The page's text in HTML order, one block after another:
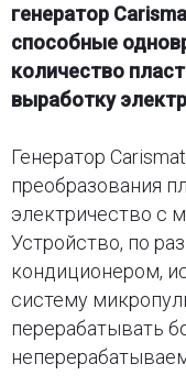
генератор
способные
количество
выработку
Генератор
преобразования
электричество с
Устройство, по
кондиционером,
систему
перерабатывать